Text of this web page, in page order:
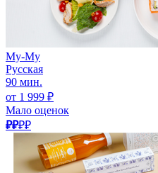
Му-Му
Русская
90 мин.
от 1 999 ₽
Мало оценок
₽₽₽₽